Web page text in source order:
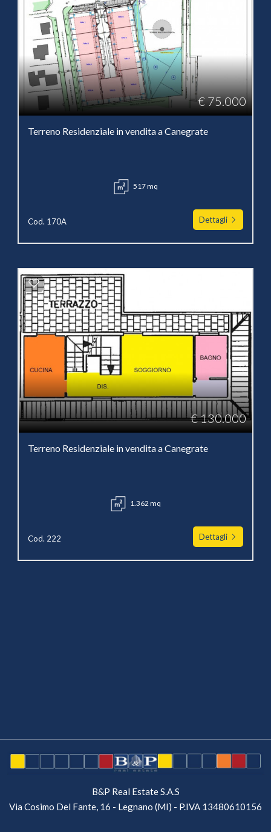
€ 75.000
Terreno Residenziale in vendita a Canegrate
517 mq
Cod. 170A Dettagli
€ 130.000
Terreno Residenziale in vendita a Canegrate
1.362 mq
Cod. 222 Dettagli
B&P Real Estate S.A.S
Via Cosimo Del Fante, 16 - Legnano (MI) - P.IVA 13480610156